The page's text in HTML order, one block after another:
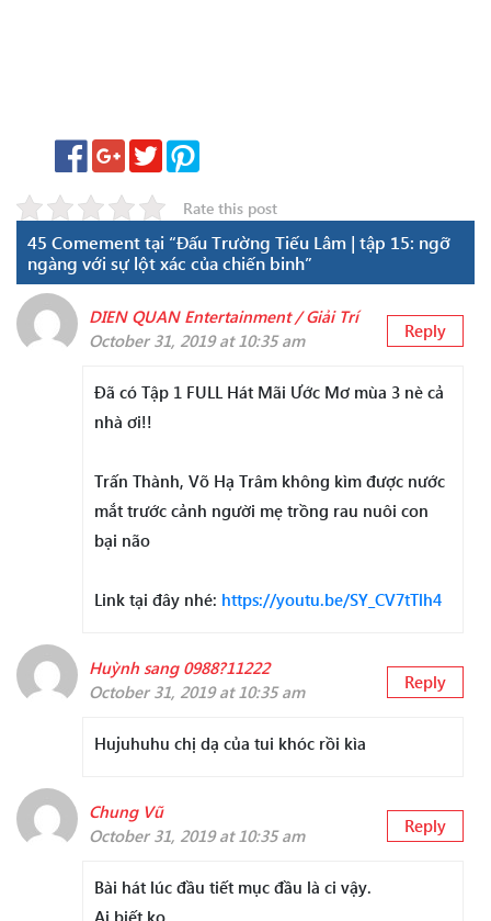
Rate this post
45 Comement tại “Đấu Trường Tiếu Lâm | tập 15: ngỡ
ngàng với sự lột xác của chiến binh”
DIEN QUAN Entertainment / Giải Trí
October 31, 2019 at 10:35 am
Reply
Đã có Tập 1 FULL Hát Mãi Ước Mơ mùa 3 nè cả
nhà ơi!!
Trấn Thành, Võ Hạ Trâm không kìm được nước
mắt trước cảnh người mẹ trồng rau nuôi con
bại não
Link tại đây nhé: https://youtu.be/SY_CV7tTlh4
Huỳnh sang 0988?11222
October 31, 2019 at 10:35 am
Reply
Hujuhuhu chị dạ của tui khóc rồi kìa
Chung Vũ
October 31, 2019 at 10:35 am
Reply
Bài hát lúc đầu tiết mục đầu là ci vậy.